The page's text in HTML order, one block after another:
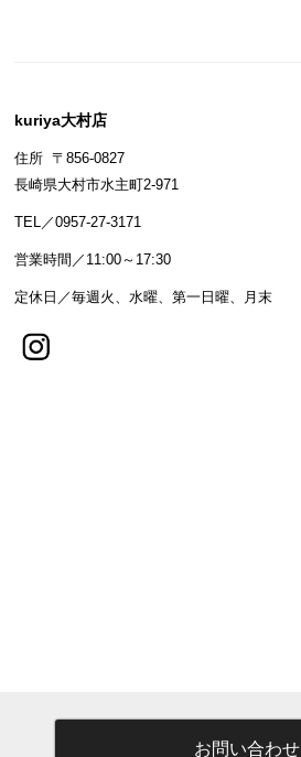
kuriya大村店
住所 〒856-0827
長崎県大村市水主町2-971
TEL／0957-27-3171
営業時間／11:00～17:30
定休日／毎週火、水曜、第一日曜、月末
お問い合わせ